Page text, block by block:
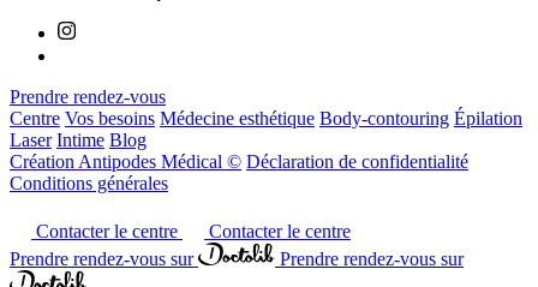
Prendre rendez-vous
Centre Vos besoins Médecine esthétique Body-contouring Épilation
Laser Intime Blog
Création Antipodes Médical © Déclaration de confidentialité
Conditions générales
Contacter le centre
Contacter le centre
Prendre rendez-vous sur
Prendre rendez-vous sur